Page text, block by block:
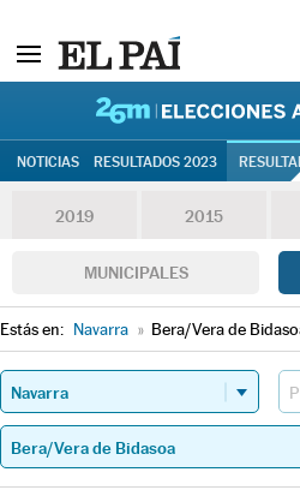
NOTICIAS RESULTADOS 2023
2019 2015
MUNICIPALES
Estás en: Navarra » Bera/Vera de